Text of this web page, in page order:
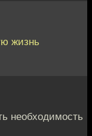
жизнь
необходимость